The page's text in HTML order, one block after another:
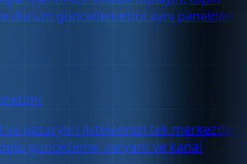
pazaryeri listelerinizi tek merkezden
güncelleme, varyant ve kanal